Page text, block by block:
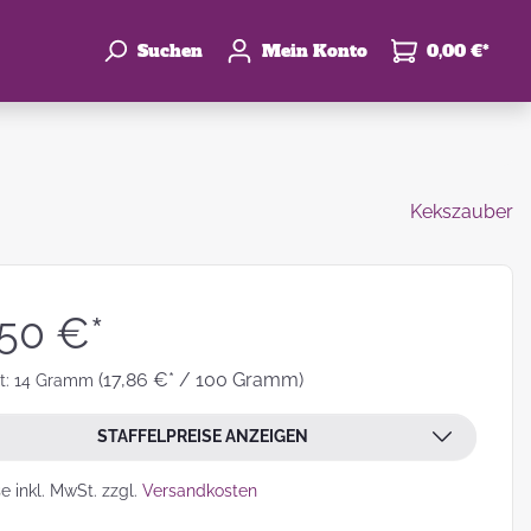
Suchen Mein Konto 0,00 €*
Kekszauber
€*
14 Gramm (17,86 €* / 100 Gramm)
STAFFELPREISE ANZEIGEN
inkl. MwSt. zzgl. Versandkosten